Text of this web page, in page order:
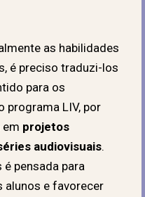
as habilidades
é preciso traduzi-los
para os
programa LIV, por
em projetos
audiovisuais.
pensada para
alunos e favorecer